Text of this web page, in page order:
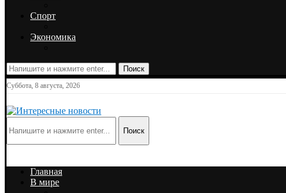
Спорт
Экономика
Поиск
Суббота, 8 августа, 2026
Поиск
Главная
В мире